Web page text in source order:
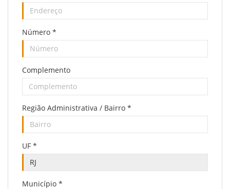
Número *
Complemento
Região Administrativa / Bairro *
UF *
Município *